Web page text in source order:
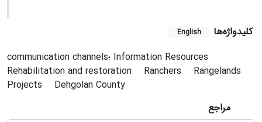
کلیدواژه‌ها English
communication channels؛ Information Resources
Rehabilitation and restoration
Ranchers
Rangelands
Projects
Dehgolan County
مراجع